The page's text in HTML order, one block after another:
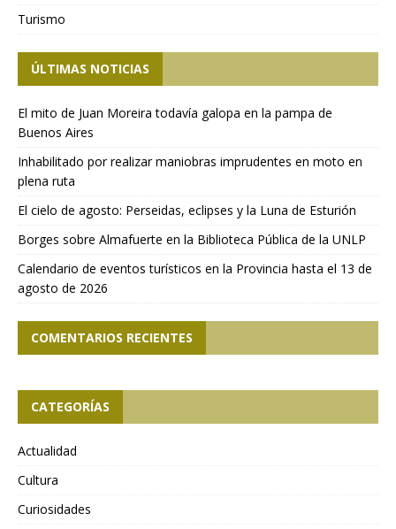
Turismo
ÚLTIMAS NOTICIAS
El mito de Juan Moreira todavía galopa en la pampa de
Buenos Aires
Inhabilitado por realizar maniobras imprudentes en moto en
plena ruta
El cielo de agosto: Perseidas, eclipses y la Luna de Esturión
Borges sobre Almafuerte en la Biblioteca Pública de la UNLP
Calendario de eventos turísticos en la Provincia hasta el 13 de
agosto de 2026
COMENTARIOS RECIENTES
CATEGORÍAS
Actualidad
Cultura
Curiosidades